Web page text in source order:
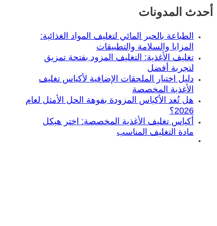
أحدث المدونات
الطباعة بالحبر المائي لتغليف المواد الغذائية:
المزايا والسلامة والتطبيقات
تغليف الأغذية: التغليف المزود بفتحة تمزيق
لتجربة أفضل
دليل اختيار الملحقات الإضافية لأكياس تغليف
الأغذية المخصصة
هل تُعد الأكياس المزودة بفوهة الحل الأمثل لعام
2026؟
أكياس تغليف الأغذية المخصصة: اختر هيكل
مادة التغليف المناسب